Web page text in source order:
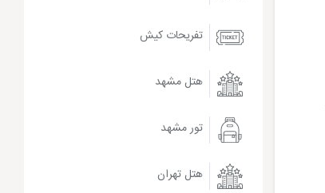
تفریحات کیش
هتل مشهد
تور مشهد
هتل تهران